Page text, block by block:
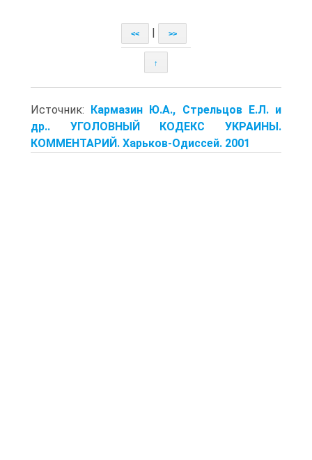
<< >>
↑
Источник: Кармазин Ю.А., Стрельцов Е.Л. и
др.. УГОЛОВНЫЙ КОДЕКС УКРАИНЫ.
КОММЕНТАРИЙ. Харьков-Одиссей. 2001